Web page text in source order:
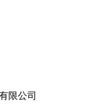
限公司